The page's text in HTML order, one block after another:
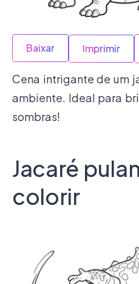
Baixar Imprimir
Cena intrigante de um
ambiente. Ideal para
sombras!
Jacaré
colorir